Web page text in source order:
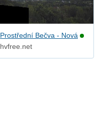
Prostřední Bečva - Nová
hvfree.net